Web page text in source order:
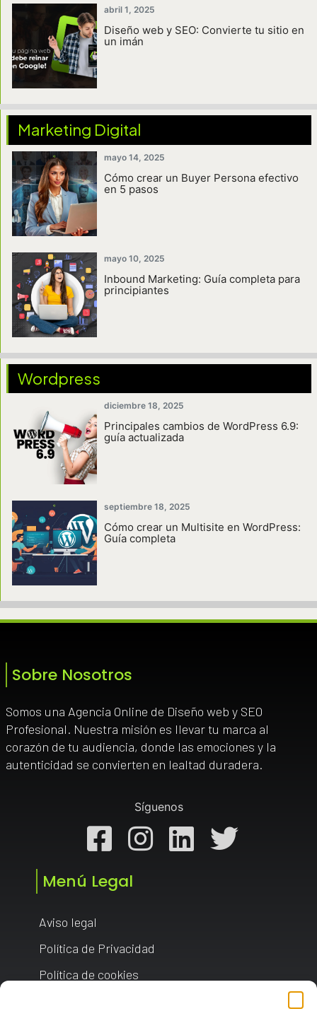
abril 1, 2025
Diseño web y SEO: Convierte tu sitio en
un imán
Marketing Digital
mayo 14, 2025
Cómo crear un Buyer Persona efectivo
en 5 pasos
mayo 10, 2025
Inbound Marketing: Guía completa para
principiantes
Wordpress
diciembre 18, 2025
Principales cambios de WordPress 6.9:
guía actualizada
septiembre 18, 2025
Cómo crear un Multisite en WordPress:
Guía completa
Sobre Nosotros
Somos una Agencia Online de Diseño web y SEO
Profesional. Nuestra misión es llevar tu marca al
corazón de tu audiencia, donde las emociones y la
autenticidad se convierten en lealtad duradera.
Síguenos
Facebook
Instagram
Linkedin
Menú Legal
Aviso legal
Política de Privacidad
Política de cookies